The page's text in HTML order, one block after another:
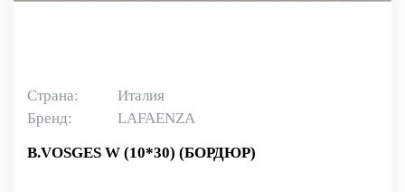
Страна:
Италия
Бренд:
LAFAENZA
B.VOSGES W (10*30) (БОРДЮР)